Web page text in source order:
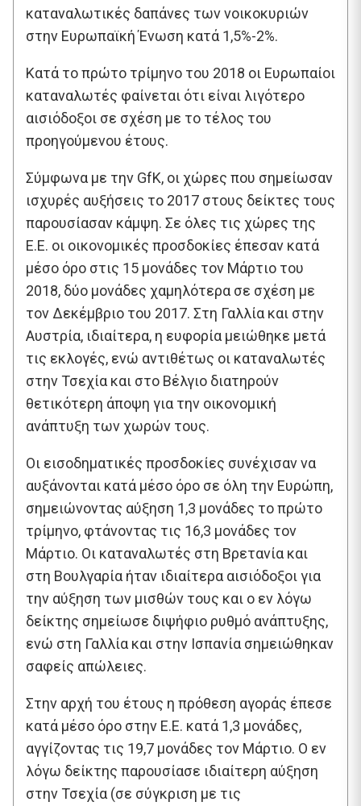
καταναλωτικές δαπάνες των νοικοκυριών
στην Ευρωπαϊκή Ένωση κατά 1,5%-2%.
Κατά το πρώτο τρίμηνο του 2018 οι Ευρωπαίοι
καταναλωτές φαίνεται ότι είναι λιγότερο
αισιόδοξοι σε σχέση με το τέλος του
προηγούμενου έτους.
Σύμφωνα με την GfK, οι χώρες που σημείωσαν
ισχυρές αυξήσεις το 2017 στους δείκτες τους
παρουσίασαν κάμψη. Σε όλες τις χώρες της
Ε.Ε. οι οικονομικές προσδοκίες έπεσαν κατά
μέσο όρο στις 15 μονάδες τον Μάρτιο του
2018, δύο μονάδες χαμηλότερα σε σχέση με
τον Δεκέμβριο του 2017. Στη Γαλλία και στην
Αυστρία, ιδιαίτερα, η ευφορία μειώθηκε μετά
τις εκλογές, ενώ αντιθέτως οι καταναλωτές
στην Τσεχία και στο Βέλγιο διατηρούν
θετικότερη άποψη για την οικονομική
ανάπτυξη των χωρών τους.
Οι εισοδηματικές προσδοκίες συνέχισαν να
αυξάνονται κατά μέσο όρο σε όλη την Ευρώπη,
σημειώνοντας αύξηση 1,3 μονάδες το πρώτο
τρίμηνο, φτάνοντας τις 16,3 μονάδες τον
Μάρτιο. Οι καταναλωτές στη Βρετανία και
στη Βουλγαρία ήταν ιδιαίτερα αισιόδοξοι για
την αύξηση των μισθών τους και ο εν λόγω
δείκτης σημείωσε διψήφιο ρυθμό ανάπτυξης,
ενώ στη Γαλλία και στην Ισπανία σημειώθηκαν
σαφείς απώλειες.
Στην αρχή του έτους η πρόθεση αγοράς έπεσε
κατά μέσο όρο στην Ε.Ε. κατά 1,3 μονάδες,
αγγίζοντας τις 19,7 μονάδες τον Μάρτιο. Ο εν
λόγω δείκτης παρουσίασε ιδιαίτερη αύξηση
στην Τσεχία (σε σύγκριση με τις